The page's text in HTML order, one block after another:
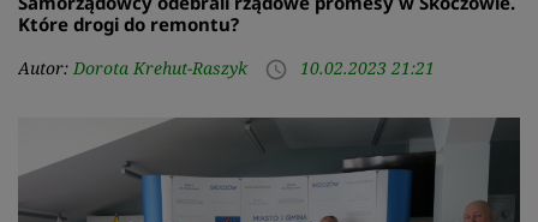
Które drogi do remontu?
Autor: Dorota Krehut-Raszyk access_time 10.02.2023 21:21